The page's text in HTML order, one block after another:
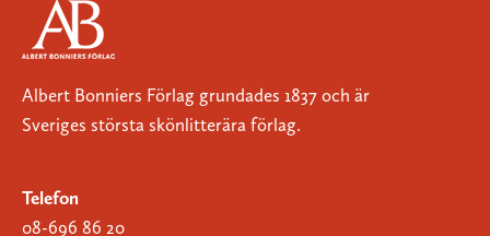
Albert Bonniers Förlag grundades 1837 och är
Sveriges största skönlitterära förlag.
Telefon
08-696 86 20